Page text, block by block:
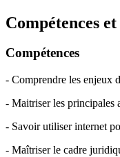
Compétences
Compétences
- Comprendre les enjeux
- Maitriser les principales
- Savoir utiliser internet
- Maîtriser le cadre